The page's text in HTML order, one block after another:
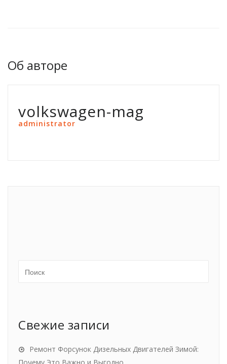
Об авторе
volkswagen-mag
administrator
Свежие записи
Ремонт Форсунок Дизельных Двигателей Зимой: